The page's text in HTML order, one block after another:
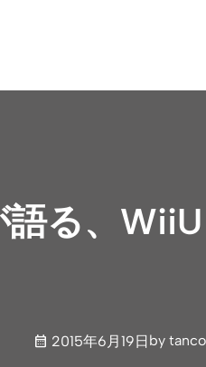
る、
2015年6月19日 by